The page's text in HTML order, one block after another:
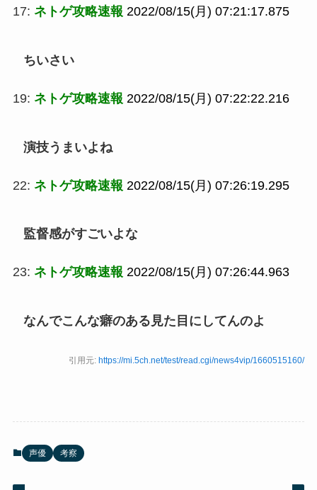
17: ネトゲ攻略速報 2022/08/15(月) 07:21:17.875
ちいさい
19: ネトゲ攻略速報 2022/08/15(月) 07:22:22.216
演技うまいよね
22: ネトゲ攻略速報 2022/08/15(月) 07:26:19.295
監督感がすごいよな
23: ネトゲ攻略速報 2022/08/15(月) 07:26:44.963
なんでこんな癖のある見た目にしてんのよ
引用元: https://mi.5ch.net/test/read.cgi/news4vip/1660515160/
声優 考察